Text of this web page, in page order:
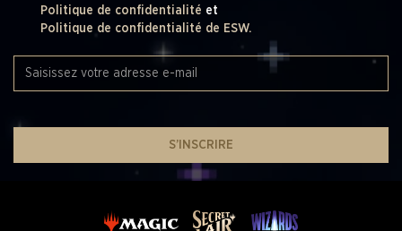
Politique de confidentialité et
Politique de confidentialité de ESW.
S’INSCRIRE